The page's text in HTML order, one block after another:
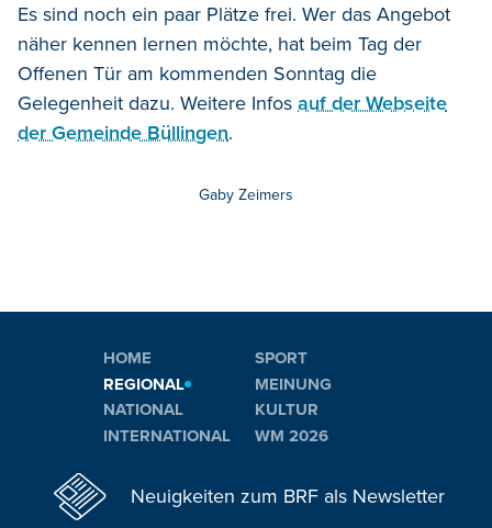
Es sind noch ein paar Plätze frei. Wer das Angebot
näher kennen lernen möchte, hat beim Tag der
Offenen Tür am kommenden Sonntag die
Gelegenheit dazu. Weitere Infos auf der Webseite
der Gemeinde Büllingen.
Gaby Zeimers
HOME
REGIONAL
NATIONAL
INTERNATIONAL
SPORT
MEINUNG
KULTUR
WM 2026
Neuigkeiten zum BRF als Newsletter